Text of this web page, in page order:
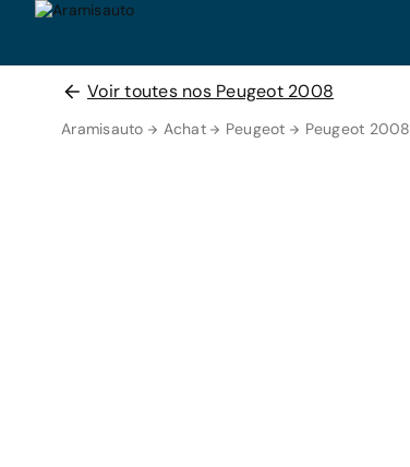
Voir toutes nos Peugeot 2008
Aramisauto Achat Peugeot Peugeot 2008